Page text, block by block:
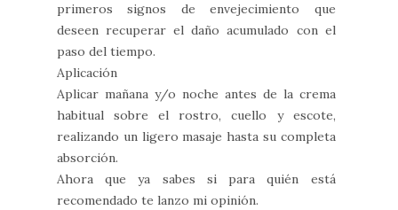
primeros signos de envejecimiento que
deseen recuperar el daño acumulado con el
paso del tiempo.
Aplicación
Aplicar mañana y/o noche antes de la crema
habitual sobre el rostro, cuello y escote,
realizando un ligero masaje hasta su completa
absorción.
Ahora que ya sabes si para quién está
recomendado te lanzo mi opinión.